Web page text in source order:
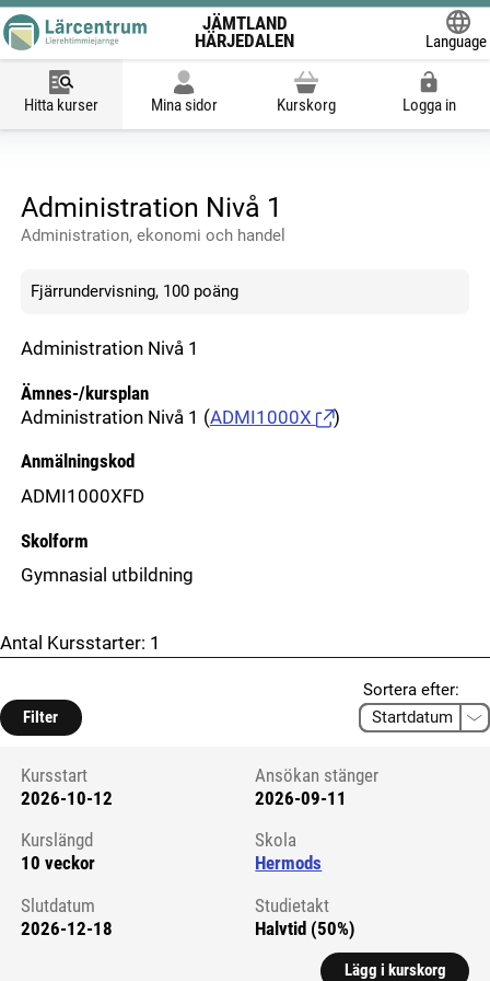
JÄMTLAND
HÄRJEDALEN
Language
Hitta kurser Mina sidor Kurskorg Logga in
Administration Nivå 1
Administration, ekonomi och handel
Fjärrundervisning, 100 poäng
Administration Nivå 1
Ämnes-/kursplan
Administration Nivå 1 (ADMI1000X )
Anmälningskod
ADMI1000XFD
Skolform
Gymnasial utbildning
Antal Kursstarter: 1
Filter
Sortera efter:
Kursstart 6061174
Kursstart
2026-10-12
Ansökan stänger
2026-09-11
Kurslängd
10 veckor
Skola
Hermods
Slutdatum
2026-12-18
Studietakt
Halvtid (50%)
Lägg i kurskorg